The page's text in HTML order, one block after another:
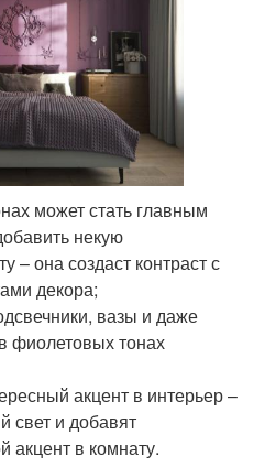
может стать главным
некую
– она создаст контраст с
декора;
вазы и даже
фиолетовых тонах
акцент в интерьер –
свет и добавят
акцент в комнату.